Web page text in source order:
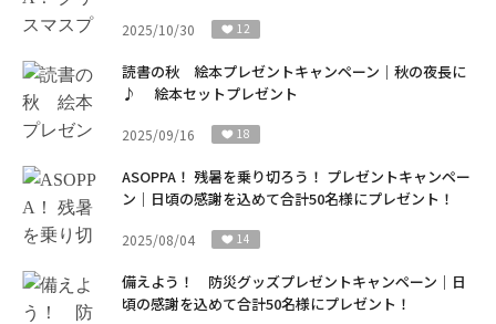
2025/10/30 12
読書の秋 絵本プレゼントキャンペーン｜秋の夜長に
♪ 絵本セットプレゼント
2025/09/16 18
ASOPPA！ 残暑を乗り切ろう！ プレゼントキャンペー
ン｜日頃の感謝を込めて合計50名様にプレゼント！
2025/08/04 14
備えよう！ 防災グッズプレゼントキャンペーン｜日
頃の感謝を込めて合計50名様にプレゼント！